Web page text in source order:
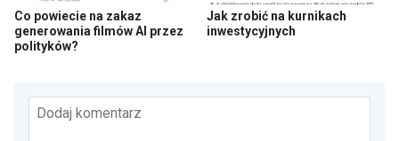
Co powiecie na zakaz
generowania filmów AI przez
polityków?
Jak zrobić na kurnikach
inwestycyjnych
Dodaj komentarz